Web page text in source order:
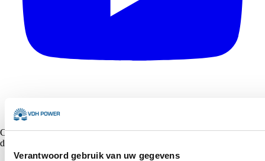
Verantwoord gebruik van uw gegevens
Copyright © 2026 VDH Power Alle rechten voorbehouden - Gemaakt
door